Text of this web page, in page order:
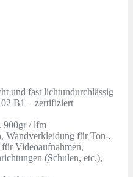
und fast lichtundurchlässig
B1 – zertifiziert
900gr / lfm
Wandverkleidung für Ton-,
Videoaufnahmen,
(Schulen, etc.),